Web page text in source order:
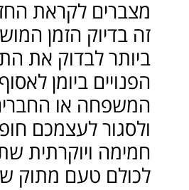
מצברים לקראת
זה בדיוק הזמן
ביותר לבדוק את
הפנויים ביומן
המשפחה או
ולסגור לעצמכם
חמימה ויוקרתית
לכולם טעם מתוק